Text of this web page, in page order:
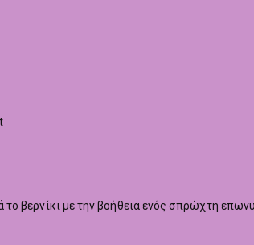
βερνίκι με την βοήθεια ενός σπρώχτη